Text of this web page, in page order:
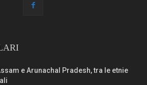
e Arunachal Pradesh, tra le etnie